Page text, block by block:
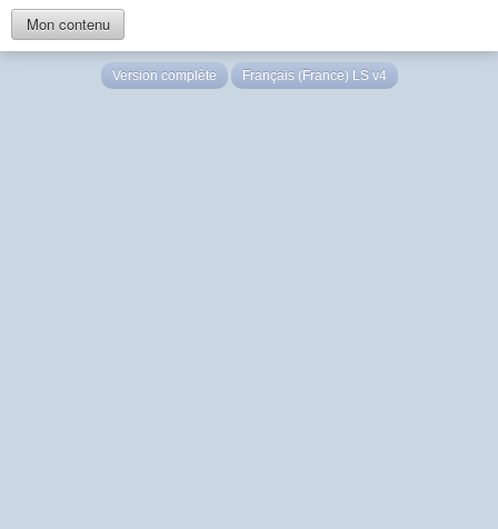
Mon contenu
Version complète Français (France) LS v4